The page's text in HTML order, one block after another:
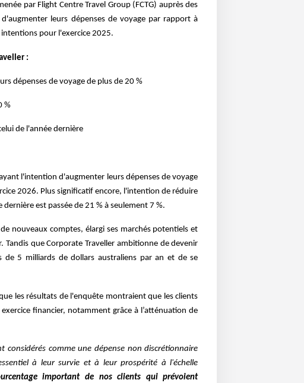
par Flight Centre Travel Group (FCTG) auprès des
leurs dépenses de voyage par rapport à
pour l'exercice 2025.
:
dépenses de voyage de plus de 20 %
%
de l'année dernière
l'intention d'augmenter leurs dépenses de voyage
2026. Plus significatif encore, l'intention de réduire
est passée de 21 % à seulement 7 %.
nouveaux comptes, élargi ses marchés potentiels et
que Corporate Traveller ambitionne de devenir
de 5 milliards de dollars australiens par an et de se
les résultats de l'enquête montraient que les clients
financier, notamment grâce à l’atténuation de
comme une dépense non discrétionnaire
à leur survie et à leur prospérité à l'échelle
important de nos clients qui prévoient